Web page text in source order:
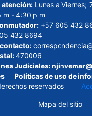
atención:Lunes a Viernes;
4:30 p.m.
+57 605 432
432 8694
470006
Judiciales:
Políticas de uso de
derechos reservados
Mapa del sitio